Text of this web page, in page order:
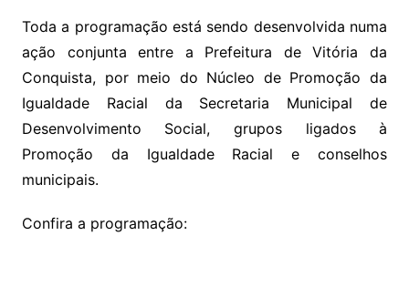
Toda a programação está sendo desenvolvida numa
ação conjunta entre a Prefeitura de Vitória da
Conquista, por meio do Núcleo de Promoção da
Igualdade Racial da Secretaria Municipal de
Desenvolvimento Social, grupos ligados à
Promoção da Igualdade Racial e conselhos
municipais.
Confira a programação: